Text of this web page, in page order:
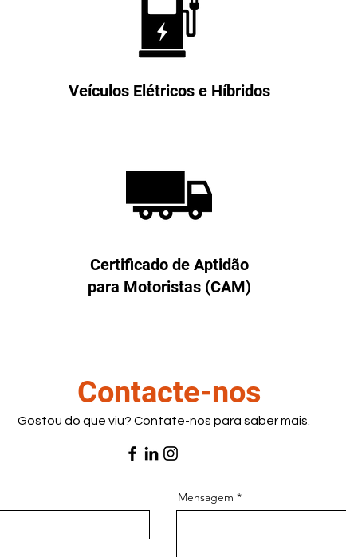
Veículos Elétricos e Híbridos
Certificado de Aptidão
para Motoristas (CAM)
Contacte-nos
Gostou do que viu? Contate-nos para saber mais.
Mensagem